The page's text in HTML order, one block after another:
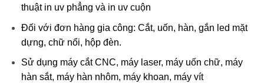
thuật in uv phẳng và in uv cuộn
Đối với đơn hàng gia công: Cắt, uốn, hàn, gắn led mặt
dựng, chữ nổi, hộp đèn.
Sử dụng máy cắt CNC, máy laser, máy uốn chữ, máy
hàn sắt, máy hàn nhôm, máy khoan, máy vít